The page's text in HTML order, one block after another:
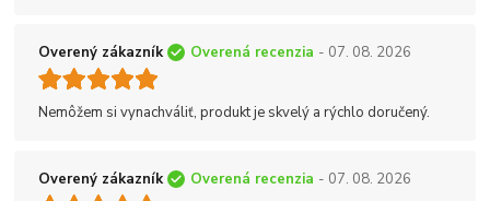
Overený zákazník Overená recenzia - 07. 08. 2026
Nemôžem si vynachváliť, produkt je skvelý a rýchlo doručený.
Overený zákazník Overená recenzia - 07. 08. 2026